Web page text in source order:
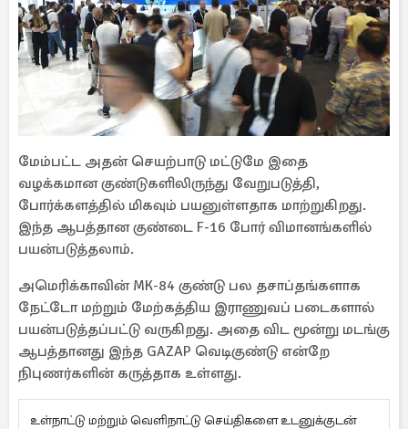
மேம்பட்ட அதன் செயற்பாடு மட்டுமே இதை
வழக்கமான குண்டுகளிலிருந்து வேறுபடுத்தி,
போர்க்களத்தில் மிகவும் பயனுள்ளதாக மாற்றுகிறது.
இந்த ஆபத்தான குண்டை F-16 போர் விமானங்களில்
பயன்படுத்தலாம்.
அமெரிக்காவின் MK-84 குண்டு பல தசாப்தங்களாக
நேட்டோ மற்றும் மேற்கத்திய இராணுவப் படைகளால்
பயன்படுத்தப்பட்டு வருகிறது. அதை விட மூன்று மடங்கு
ஆபத்தானது இந்த GAZAP வெடிகுண்டு என்றே
நிபுணர்களின் கருத்தாக உள்ளது.
உள்நாட்டு மற்றும் வெளிநாட்டு செய்திகளை உடனுக்குடன்